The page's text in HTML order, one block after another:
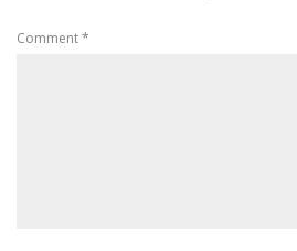
Comment*